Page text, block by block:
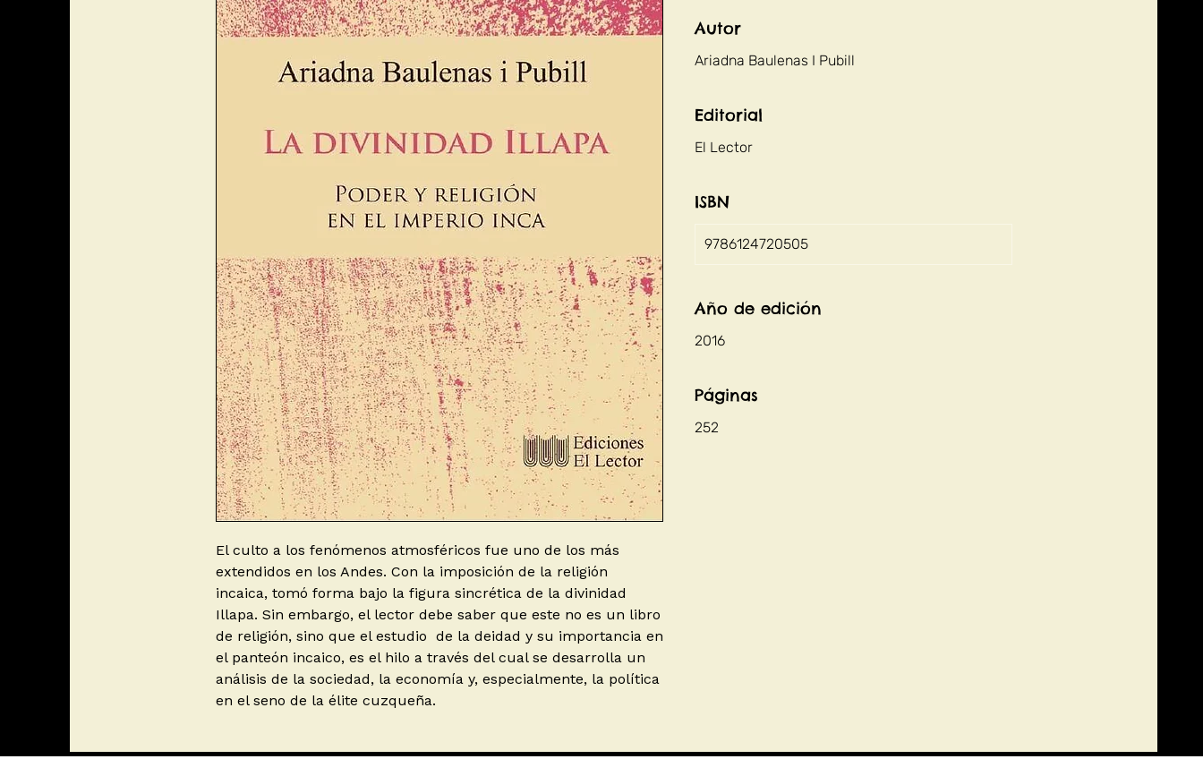
El culto a los fenómenos atmosféricos fue uno de los más
extendidos en los Andes. Con la imposición de la religión
incaica, tomó forma bajo la figura sincrética de la divinidad
Illapa. Sin embargo, el lector debe saber que este no es un libro
de religión, sino que el estudio de la deidad y su importancia en
el panteón incaico, es el hilo a través del cual se desarrolla un
análisis de la sociedad, la economía y, especialmente, la política
en el seno de la élite cuzqueña.
Autor
Ariadna Baulenas I Pubill
Editorial
El Lector
ISBN
9786124720505
Año de edición
2016
Páginas
252